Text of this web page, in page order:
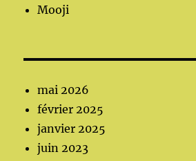
Mooji
mai 2026
février 2025
janvier 2025
juin 2023